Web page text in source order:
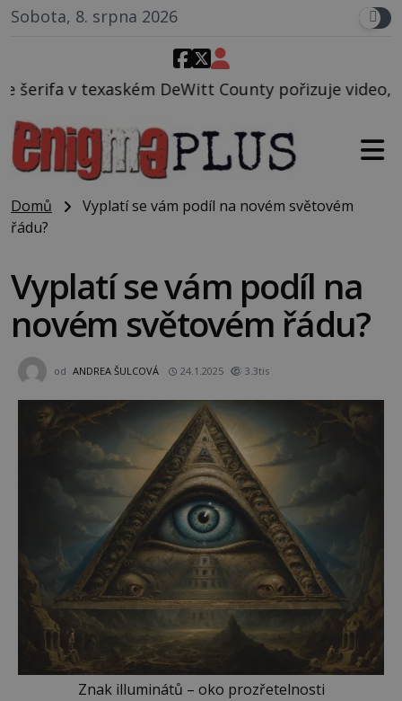
Sobota, 8. srpna 2026
County pořizuje video, na kterém před jeho
Domů
Vyplatí se vám podíl na novém světovém
řádu?
Vyplatí se vám podíl na
novém světovém řádu?
od ANDREA ŠULCOVÁ 24.1.2025 3.3tis
Znak illuminátů – oko prozřetelnosti